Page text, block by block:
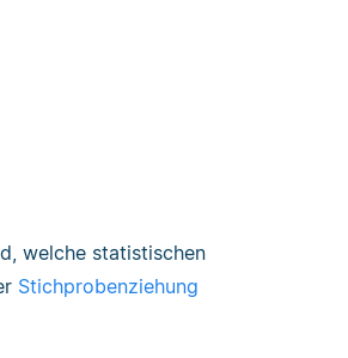
welche statistischen
Stichprobenziehung